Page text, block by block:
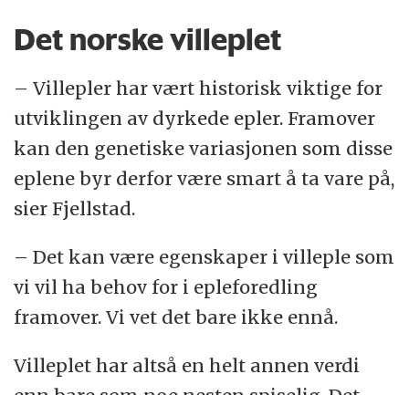
bestander av trær.
Kan ha gener som er viktige for
hageeplenes framtid.
Kilde: NIBIO
Det norske villeplet
– Villepler har vært historisk viktige for
utviklingen av dyrkede epler. Framover
kan den genetiske variasjonen som disse
eplene byr derfor være smart å ta vare på,
sier Fjellstad.
– Det kan være egenskaper i villeple som
vi vil ha behov for i epleforedling
framover. Vi vet det bare ikke ennå.
Villeplet har altså en helt annen verdi